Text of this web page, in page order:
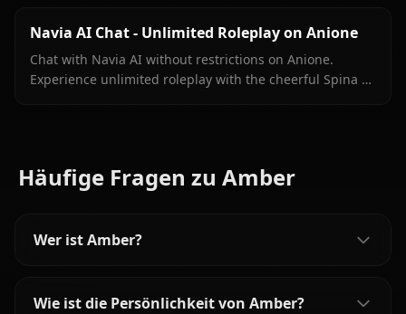
Navia AI Chat - Unlimited Roleplay on Anione
Chat with Navia AI without restrictions on Anione.
Experience unlimited roleplay with the cheerful Spina di
Häufige Fragen zu Amber
Wer ist Amber?
Wie ist die Persönlichkeit von Amber?